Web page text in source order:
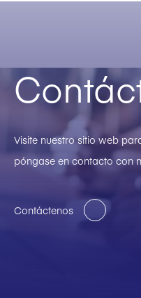
Visite nuestro sitio web
póngase en contacto con
Contáctenos